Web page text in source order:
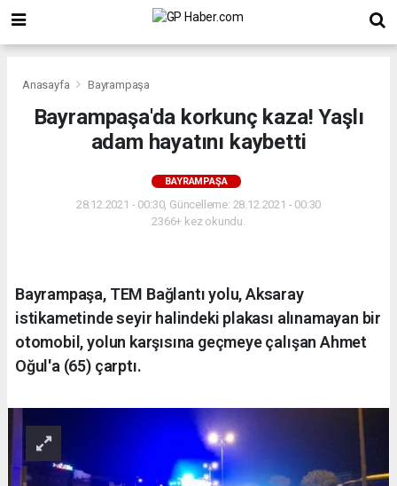
Anasayfa Bayrampaşa
Bayrampaşa'da korkunç kaza! Yaşlı
adam hayatını kaybetti
BAYRAMPAŞA
28.12.2021 - 00:30, Güncelleme: 28.12.2021 - 00:30
2366+ kez okundu.
Bayrampaşa, TEM Bağlantı yolu, Aksaray
istikametinde seyir halindeki plakası alınamayan bir
otomobil, yolun karşısına geçmeye çalışan Ahmet
Oğul'a (65) çarptı.